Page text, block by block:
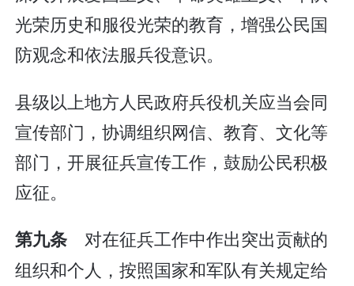
光荣历史和服役光荣的教育，增强公民国
防观念和依法服兵役意识。
县级以上地方人民政府兵役机关应当会同
宣传部门，协调组织网信、教育、文化等
部门，开展征兵宣传工作，鼓励公民积极
应征。
第九条 对在征兵工作中作出突出贡献的
组织和个人，按照国家和军队有关规定给